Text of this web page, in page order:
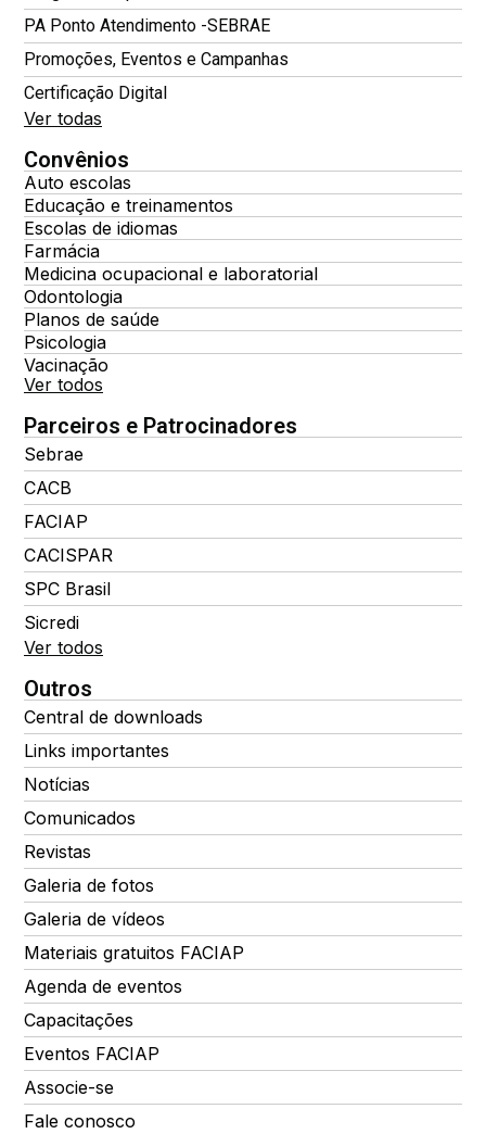
PA Ponto Atendimento -SEBRAE
Promoções, Eventos e Campanhas
Certificação Digital
Ver todas
Convênios
Auto escolas
Educação e treinamentos
Escolas de idiomas
Farmácia
Medicina ocupacional e laboratorial
Odontologia
Planos de saúde
Psicologia
Vacinação
Ver todos
Parceiros e Patrocinadores
Sebrae
CACB
FACIAP
CACISPAR
SPC Brasil
Sicredi
Ver todos
Outros
Central de downloads
Links importantes
Notícias
Comunicados
Revistas
Galeria de fotos
Galeria de vídeos
Materiais gratuitos FACIAP
Agenda de eventos
Capacitações
Eventos FACIAP
Associe-se
Fale conosco